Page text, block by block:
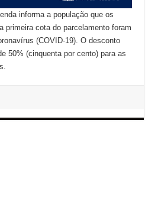
informa a população que os
primeira cota do parcelamento foram
(COVID-19). O desconto
50% (cinquenta por cento) para as